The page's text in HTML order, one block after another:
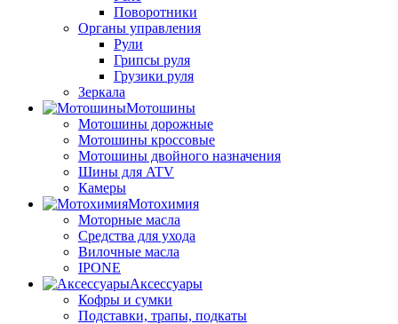
Поворотники
Органы управления
Рули
Грипсы руля
Грузики руля
Зеркала
Мотошины
Мотошины дорожные
Мотошины кроссовые
Мотошины двойного назначения
Шины для ATV
Камеры
Мотохимия
Моторные масла
Средства для ухода
Вилочные масла
IPONE
Аксессуары
Кофры и сумки
Подставки, трапы, подкаты